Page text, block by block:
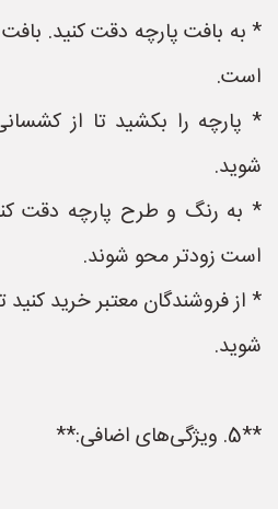
* به بافت پارچه دقت کنید. بافت
است.
* پارچه را بکشید تا از
شوید.
* به رنگ و طرح پارچه دقت
است زودتر محو شوند.
* از فروشندگان معتبر خرید
شوید.
**5. ویژگی‌های اضافی:**